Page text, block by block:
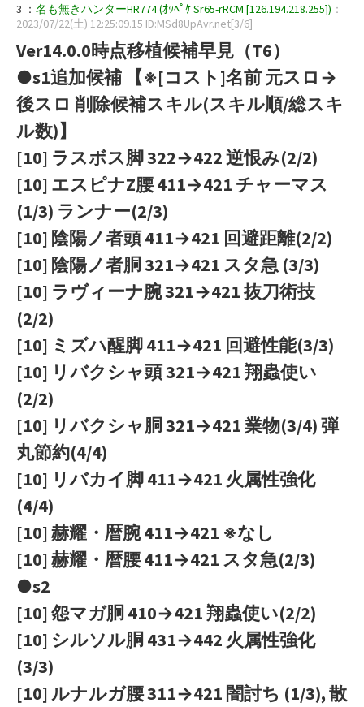
3 ： 名も無きハンターHR774 (ｵｯﾍﾟｹ Sr65-rRCM [126.194.218.255]) ：
2023/07/22(土) 12:25:09.15 ID:MSd8UpAvr.net[3/6]
Ver14.0.0時点移植候補早見（T6）
●s1追加候補 【※[コスト]名前 元スロ→
後スロ 削除候補スキル(スキル順/総スキ
ル数)】
[10] ラスボス脚 322→422 逆恨み(2/2)
[10] エスピナZ腰 411→421 チャーマス
(1/3) ランナー(2/3)
[10] 陰陽ノ者頭 411→421 回避距離(2/2)
[10] 陰陽ノ者胴 321→421 スタ急 (3/3)
[10] ラヴィーナ腕 321→421 抜刀術技
(2/2)
[10] ミズハ醒脚 411→421 回避性能(3/3)
[10] リバクシャ頭 321→421 翔蟲使い
(2/2)
[10] リバクシャ胴 321→421 業物(3/4) 弾
丸節約(4/4)
[10] リバカイ脚 411→421 火属性強化
(4/4)
[10] 赫耀・暦腕 411→421 ※なし
[10] 赫耀・暦腰 411→421 スタ急(2/3)
●s2
[10] 怨マガ胴 410→421 翔蟲使い(2/2)
[10] シルソル胴 431→442 火属性強化
(3/3)
[10] ルナルガ腰 311→421 闇討ち (1/3), 散